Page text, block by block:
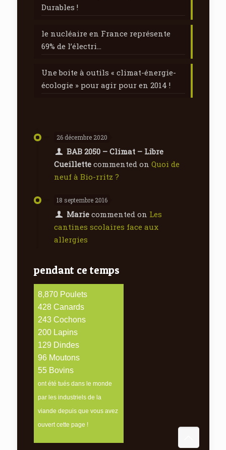
Durables !
le nucléaire en France représente
69% de l’électri…
Une boite à outils « climat-énergie-
écologie » pour agir pour en 2014 !
26 décembre 2020
BAB 2050 – Climat – Libre
Cueillettecommented on Quoi de
neuf à Bio-rritz ?
18 septembre 2016
Mariecommented on Les
cantines scolaires face aux
allergies
pendant ce temps
9,610 Poulets
463 Canards
263 Cochons
217 Lapins
140 Dindes
104 Moutons
60 Bovins
ont été tués dans le monde
par les industriels de la
viande depuis que vous avez
ouvert cette page !